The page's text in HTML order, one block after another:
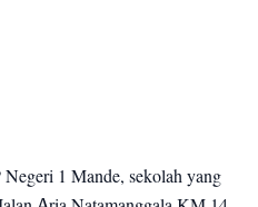
Negeri 1 Mande, sekolah yang